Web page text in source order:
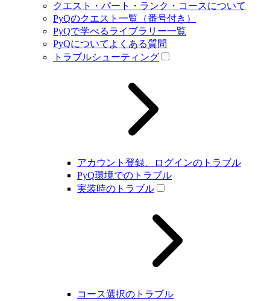
クエスト・パート・ランク・コースについて
PyQのクエスト一覧（番号付き）
PyQで学べるライブラリー一覧
PyQについてよくある質問
トラブルシューティング
アカウント登録、ログインのトラブル
PyQ環境でのトラブル
実装時のトラブル
コース選択のトラブル